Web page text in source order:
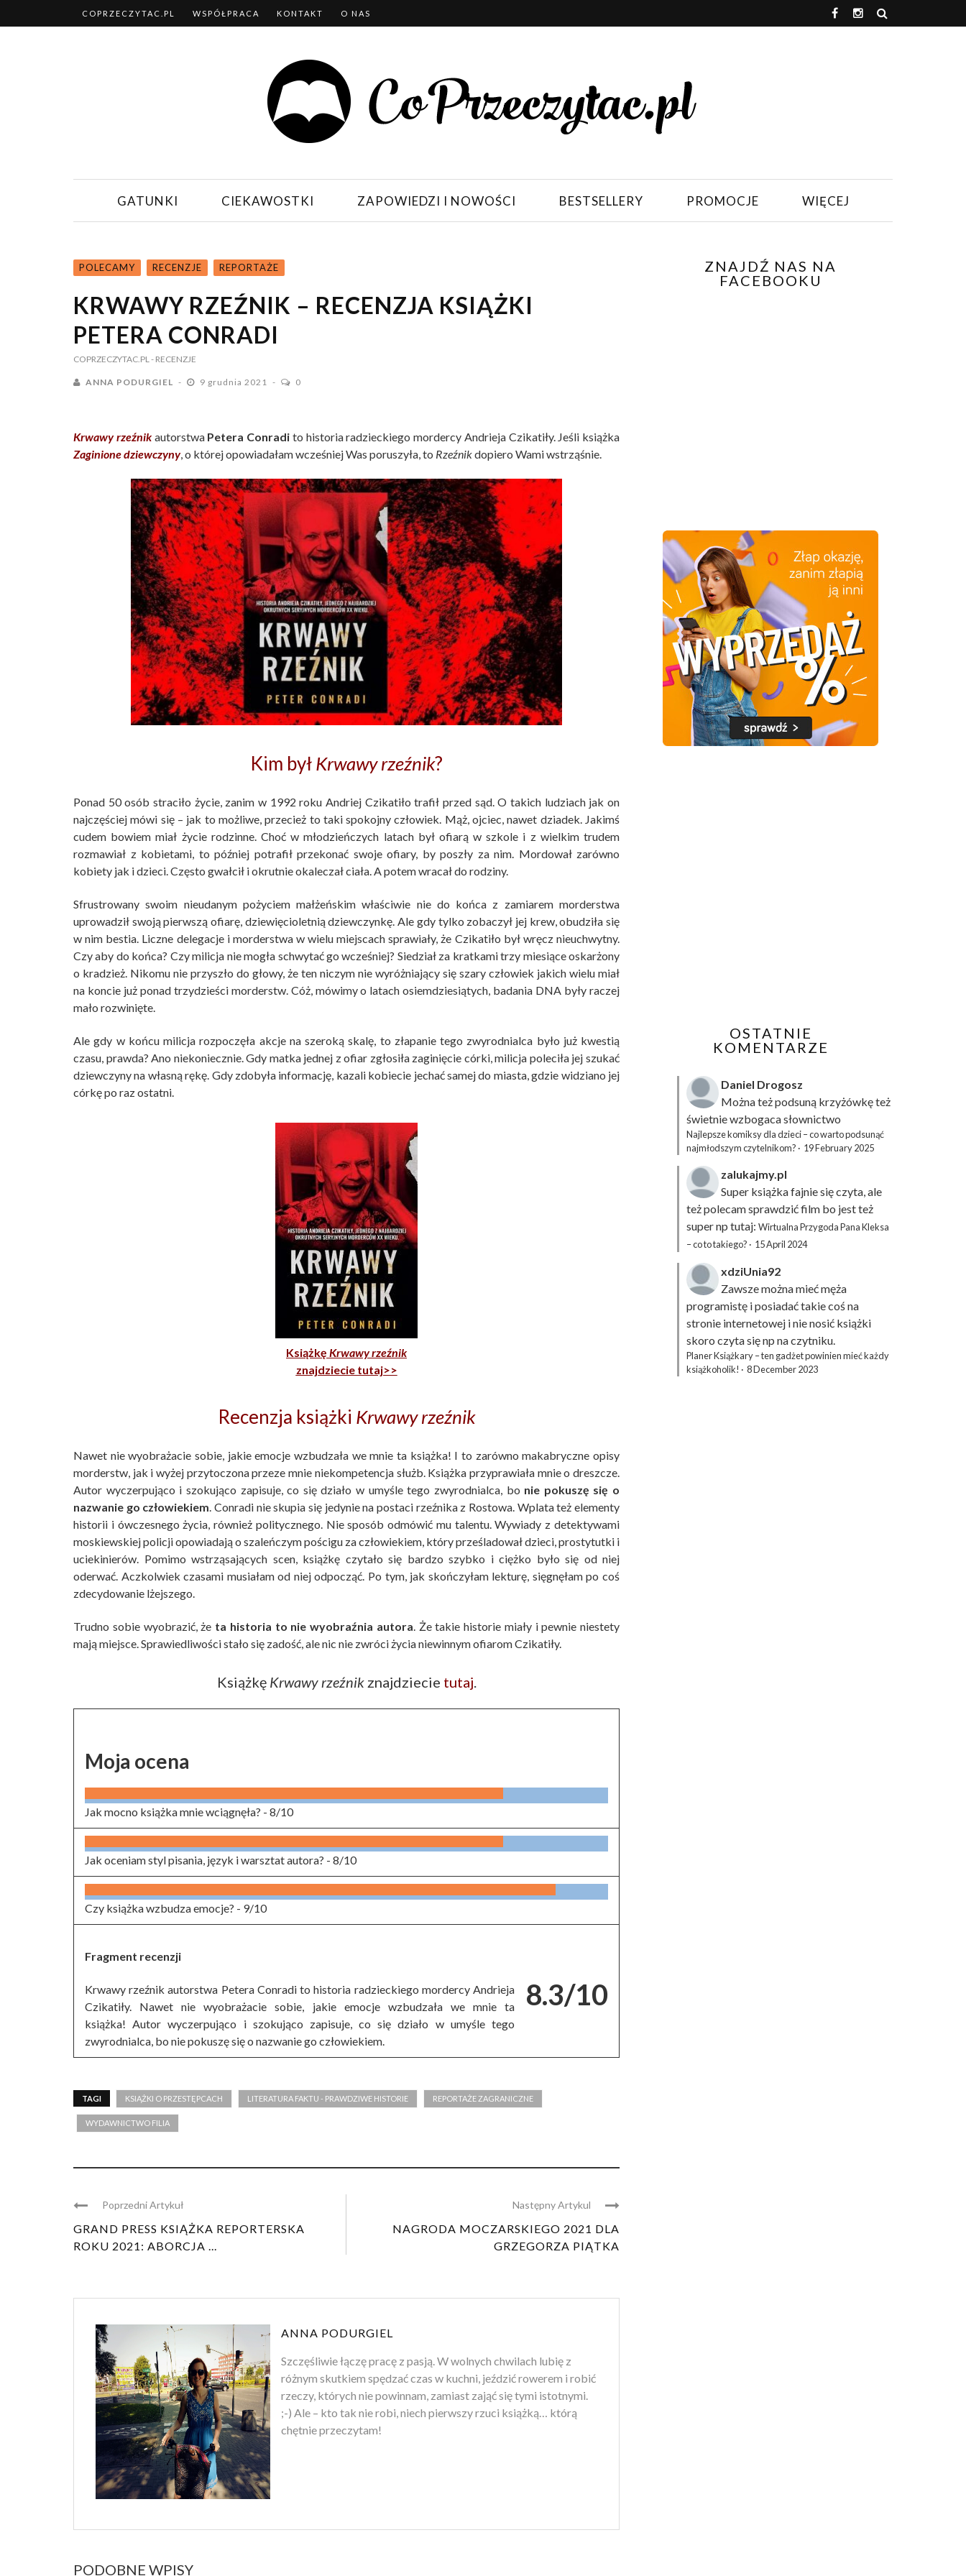
COPRZECZYTAC.PL WSPÓŁPRACA KONTAKT O NAS
GATUNKI CIEKAWOSTKI ZAPOWIEDZI I NOWOŚCI BESTSELLERY PROMOCJE WIĘCEJ
POLECAMY RECENZJE REPORTAŻE
KRWAWY RZEŹNIK – RECENZJA KSIĄŻKI
PETERA CONRADI
COPRZECZYTAC.PL- RECENZJE
ANNA PODURGIEL 9 grudnia 2021 0
Krwawy rzeźnikautorstwaPetera Conradi to historia radzieckiego mordercy Andrieja Czikatiły. Jeśli książka
Zaginione dziewczyny, o której opowiadałam wcześniej Was poruszyła, to Rzeźnikdopiero Wami wstrząśnie.
Kim byłKrwawy rzeźnik?
Ponad 50 osób straciło życie, zanim w 1992 roku Andriej Czikatiło trafił przed sąd. O takich ludziach jak on
najczęściej mówi się – jak to możliwe, przecież to taki spokojny człowiek. Mąż, ojciec, nawet dziadek. Jakimś
cudem bowiem miał życie rodzinne. Choć w młodzieńczych latach był ofiarą w szkole i z wielkim trudem
rozmawiał z kobietami, to później potrafił przekonać swoje ofiary, by poszły za nim. Mordował zarówno
kobiety jak i dzieci. Często gwałcił i okrutnie okaleczał ciała. A potem wracał do rodziny.
Sfrustrowany swoim nieudanym pożyciem małżeńskim właściwie nie do końca z zamiarem morderstwa
uprowadził swoją pierwszą ofiarę, dziewięcioletnią dziewczynkę. Ale gdy tylko zobaczył jej krew, obudziła się
w nim bestia. Liczne delegacje i morderstwa w wielu miejscach sprawiały, że Czikatiło był wręcz nieuchwytny.
Czy aby do końca? Czy milicja nie mogła schwytać go wcześniej? Siedział za kratkami trzy miesiące oskarżony
o kradzież. Nikomu nie przyszło do głowy, że ten niczym nie wyróżniający się szary człowiek jakich wielu miał
na koncie już ponad trzydzieści morderstw. Cóż, mówimy o latach osiemdziesiątych, badania DNA były raczej
mało rozwinięte.
Ale gdy w końcu milicja rozpoczęła akcje na szeroką skalę, to złapanie tego zwyrodnialca było już kwestią
czasu, prawda? Ano niekoniecznie. Gdy matka jednej z ofiar zgłosiła zaginięcie córki, milicja poleciła jej szukać
dziewczyny na własną rękę. Gdy zdobyła informację, kazali kobiecie jechać samej do miasta, gdzie widziano jej
córkę po raz ostatni.
Książkę Krwawy rzeźnik
znajdziecie tutaj>>
Recenzja książki Krwawy rzeźnik
Nawet nie wyobrażacie sobie, jakie emocje wzbudzała we mnie ta książka! I to zarówno makabryczne opisy
morderstw, jak i wyżej przytoczona przeze mnie niekompetencja służb. Książka przyprawiała mnie o dreszcze.
Autor wyczerpująco i szokująco zapisuje, co się działo w umyśle tego zwyrodnialca, bo nie pokuszę się o
nazwanie go człowiekiem. Conradi nie skupia się jedynie na postaci rzeźnika z Rostowa. Wplata też elementy
historii i ówczesnego życia, również politycznego. Nie sposób odmówić mu talentu. Wywiady z detektywami
moskiewskiej policji opowiadają o szaleńczym pościgu za człowiekiem, który prześladował dzieci, prostytutki i
uciekinierów. Pomimo wstrząsających scen, książkę czytało się bardzo szybko i ciężko było się od niej
oderwać. Aczkolwiek czasami musiałam od niej odpocząć. Po tym, jak skończyłam lekturę, sięgnęłam po coś
zdecydowanie lżejszego.
Trudno sobie wyobrazić, że ta historia to nie wyobraźnia autora. Że takie historie miały i pewnie niestety
mają miejsce. Sprawiedliwości stało się zadość, ale nic nie zwróci życia niewinnym ofiarom Czikatiły.
Książkę Krwawy rzeźnikznajdziecie tutaj.
Moja ocena
Jak mocno książka mnie wciągnęła? - 8/10
Jak oceniam styl pisania, język i warsztat autora? - 8/10
Czy książka wzbudza emocje? - 9/10
8.3/10
Fragment recenzji
Krwawy rzeźnik autorstwa Petera Conradi to historia radzieckiego mordercy Andrieja
Czikatiły. Nawet nie wyobrażacie sobie, jakie emocje wzbudzała we mnie ta
książka! Autor wyczerpująco i szokująco zapisuje, co się działo w umyśle tego
zwyrodnialca, bo nie pokuszę się o nazwanie go człowiekiem.
TAGI KSIĄŻKI O PRZESTĘPCACH LITERATURA FAKTU - PRAWDZIWE HISTORIE REPORTAŻE ZAGRANICZNE
WYDAWNICTWO FILIA
Poprzedni Artykuł
GRAND PRESS KSIĄŻKA REPORTERSKA
ROKU 2021: ABORCJA ...
Następny Artykul
NAGRODA MOCZARSKIEGO 2021 DLA
GRZEGORZA PIĄTKA
ANNA PODURGIEL
Szczęśliwie łączę pracę z pasją. W wolnych chwilach lubię z
różnym skutkiem spędzać czas w kuchni, jeździć rowerem i robić
rzeczy, których nie powinnam, zamiast zająć się tymi istotnymi.
;-) Ale – kto tak nie robi, niech pierwszy rzuci książką… którą
chętnie przeczytam!
PODOBNE WPISY
ZNAJDŹ NAS NA
FACEBOOKU
OSTATNIE
KOMENTARZE
Daniel Drogosz
Można też podsuną krzyżówkęteż
świetnie wzbogaca słownictwo
Najlepsze komiksy dla dzieci – co warto podsunąć
najmłodszym czytelnikom? · 19 February 2025
zalukajmy.pl
Super książka fajnie się czyta, ale
też polecam sprawdzić film bo jest też
super np tutaj: Wirtualna Przygoda Pana Kleksa
– co to takiego? · 15 April 2024
xdziUnia92
Zawsze można mieć męża
programistę i posiadać takie coś na
stronie internetowej i nie nosić książki
skoro czyta się np na czytniku.
Planer Książkary – ten gadżet powinien mieć każdy
książkoholik! · 8 December 2023